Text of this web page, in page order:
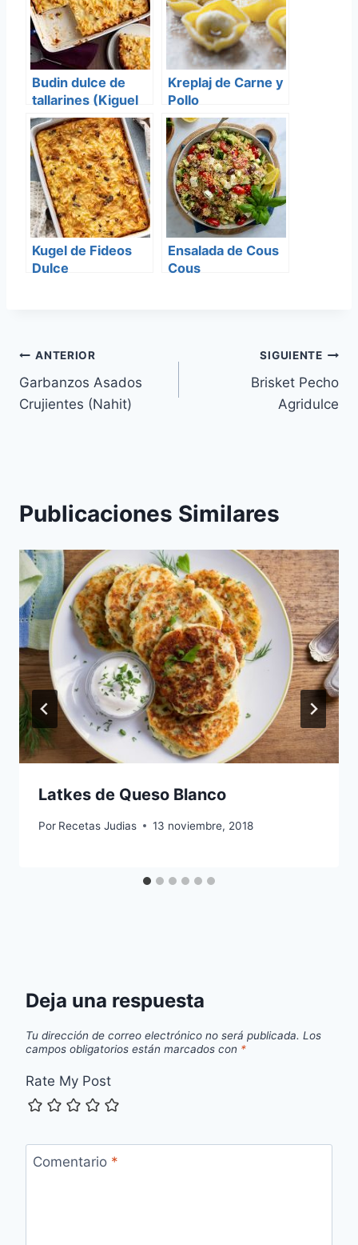
Budin dulce de
tallarines (Kiguel
de Lokschen)
Kreplaj de Carne y
Pollo
Kugel de Fideos
Dulce
Ensalada de Cous
Cous
Navegación
de
ANTERIOR
Garbanzos Asados
Crujientes (Nahit)
SIGUIENTE
Brisket Pecho
Agridulce
Publicaciones Similares
Latkes de Queso Blanco
Por Recetas Judias 13 noviembre, 2018
Deja una respuesta
Tu dirección de correo electrónico no será publicada. Los
campos obligatorios están marcados con *
Rate My Post
Comentario *